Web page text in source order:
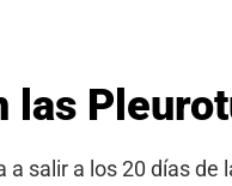
las
salir a los 20 días de